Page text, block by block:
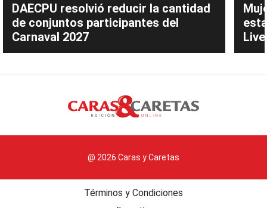
DAECPU resolvió reducir la cantidad
de conjuntos participantes del
Carnaval 2027
@ 2026 Caras y Caretas
Términos y Condiciones